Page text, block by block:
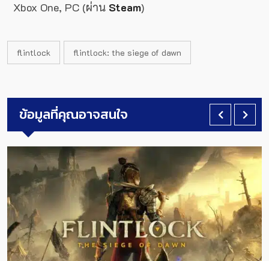
Xbox One, PC (ผ่าน Steam)
flintlock flintlock: the siege of dawn
ข้อมูลที่คุณอาจสนใจ